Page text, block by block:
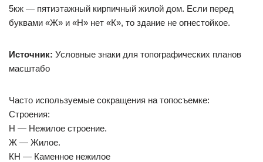
5кж — пятиэтажный кирпичный жилой дом. Если перед
буквами «Ж» и «Н» нет «К», то здание не огнестойкое.
Источник: Условные знаки для топографических планов
масштабо
Часто используемые сокращения на топосъемке:
Строения:
Н — Нежилое строение.
Ж — Жилое.
КН — Каменное нежилое